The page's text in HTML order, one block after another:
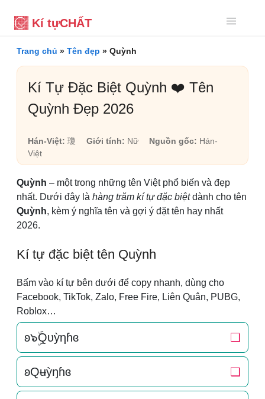
Kí tựCHẤT
Trang chủ » Tên đẹp » Quỳnh
Kí Tự Đặc Biệt Quỳnh ❤️ Tên
Quỳnh Đẹp 2026
Hán-Việt: 瓊 Giới tính: Nữ Nguồn gốc: Hán-
Việt
Quỳnh – một trong những tên Việt phổ biến và đẹp
nhất. Dưới đây là hàng trăm kí tự đặc biệtdành cho tên
Quỳnh, kèm ý nghĩa tên và gợi ý đặt tên hay nhất
2026.
Kí tự đặc biệt tên Quỳnh
Bấm vào kí tự bên dưới để copy nhanh, dùng cho
Facebook, TikTok, Zalo, Free Fire, Liên Quân, PUBG,
Roblox…
ʚ๖ۣۜQυỳηɦɞ ❏
ʚQʉỳŋɦɞ ❏